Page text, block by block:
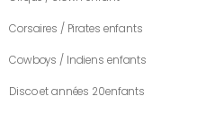
Corsaires / Pirates enfants
Cowboys / Indiens enfants
Disco et années 20enfants